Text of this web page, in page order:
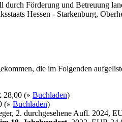
Förderung und Betreuung
Hessen - Starkenburg,
die im Folgenden
28,00 (» Buchladen)
(» Buchladen)
2. durchgesehene Aufl. 2024,